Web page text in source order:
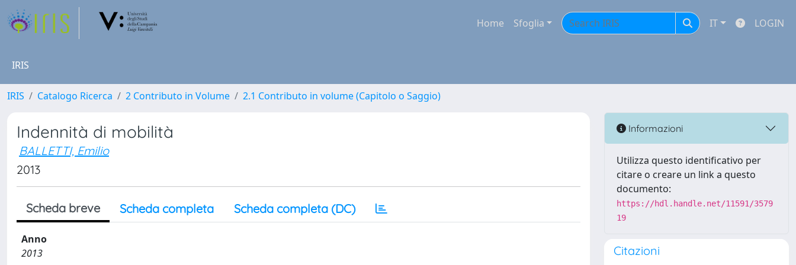
Home Sfoglia IT LOGIN
IRIS
IRIS Catalogo Ricerca 2 Contributo in Volume 2.1 Contributo in volume (Capitolo o Saggio)
Indennità di mobilità
BALLETTI, Emilio
2013
Scheda breve Scheda completa Scheda completa (DC)
Anno
2013
Informazioni
Utilizza questo identificativo per
citare o creare un link a questo
documento:
https://hdl.handle.net/11591/3579
19
Citazioni